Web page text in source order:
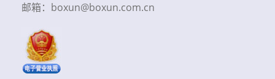
邮箱：boxun@boxun.com.cn